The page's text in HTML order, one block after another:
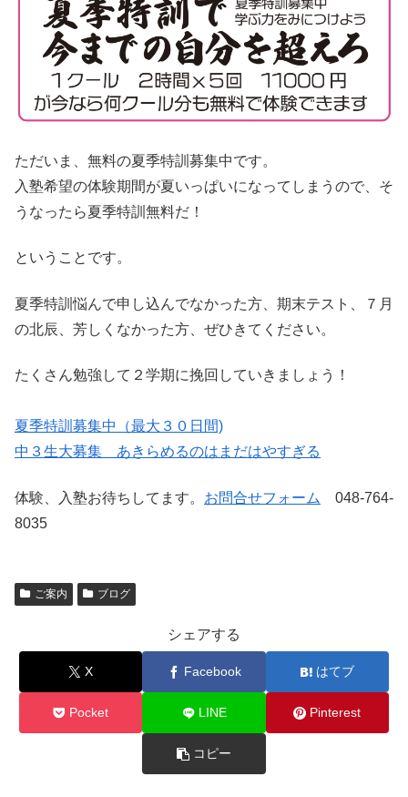
ただいま、無料の夏季特訓募集中です。
入塾希望の体験期間が夏いっぱいになってしまうので、そ
うなったら夏季特訓無料だ！
ということです。
夏季特訓悩んで申し込んでなかった方、期末テスト、７月
の北辰、芳しくなかった方、ぜひきてください。
たくさん勉強して２学期に挽回していきましょう！
夏季特訓募集中（最大３０日間)
中３生大募集 あきらめるのはまだはやすぎる
体験、入塾お待ちしてます。 お問合せフォーム
048-764-
8035
ご案内 ブログ
シェアする
X Facebook はてブ
Pocket LINE Pinterest
コピー